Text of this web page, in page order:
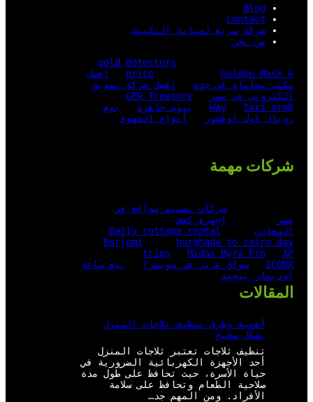
Blog
Contact
شركة سريع لصيانة التكييف
من نحن
gold detectors
price
Golden Mask 6
افضل
مكتب محاماه في جدة
افضل شركة تسويق
الكتروني في مصر
GER Treasure
Way
taxi arab بيوت جاهزة
بيع
رويال اوك اوفشور
أنواع القهوة
شركات مهمة
شركات تصميم مواقع في
مصر
اجهزة كشف
المعادن
Daily cottage rental
Borjomi
hurghada to cairo day
trips
Midas Myra Pro
XP
ICONX
سواق عربي في سويسرا
بيع ساعة
اوديمار بيجيه
المقالات
أهمية وطرق تنظيف ثلاجات المنزل
بشكل صحيح
تنظيف ثلاجات تعتبر ثلاجات المنزل
أحد الأجهزة الكهربائية الضرورية في
حياة الأسرة، حيث تحافظ على طول مدة
صلاحية الطعام وتحافظ على سلامة
الأفراد. ومن المهم جد…